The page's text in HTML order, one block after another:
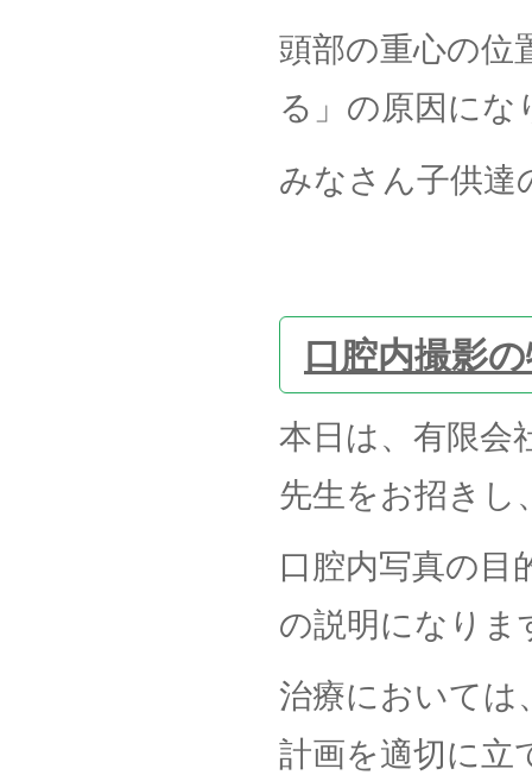
頭部の重心の位
る」の原因にな
みなさん子供達
口腔内撮影
本日は、有限会
先生をお招きし
口腔内写真の目
の説明になりま
治療においては
計画を適切に立